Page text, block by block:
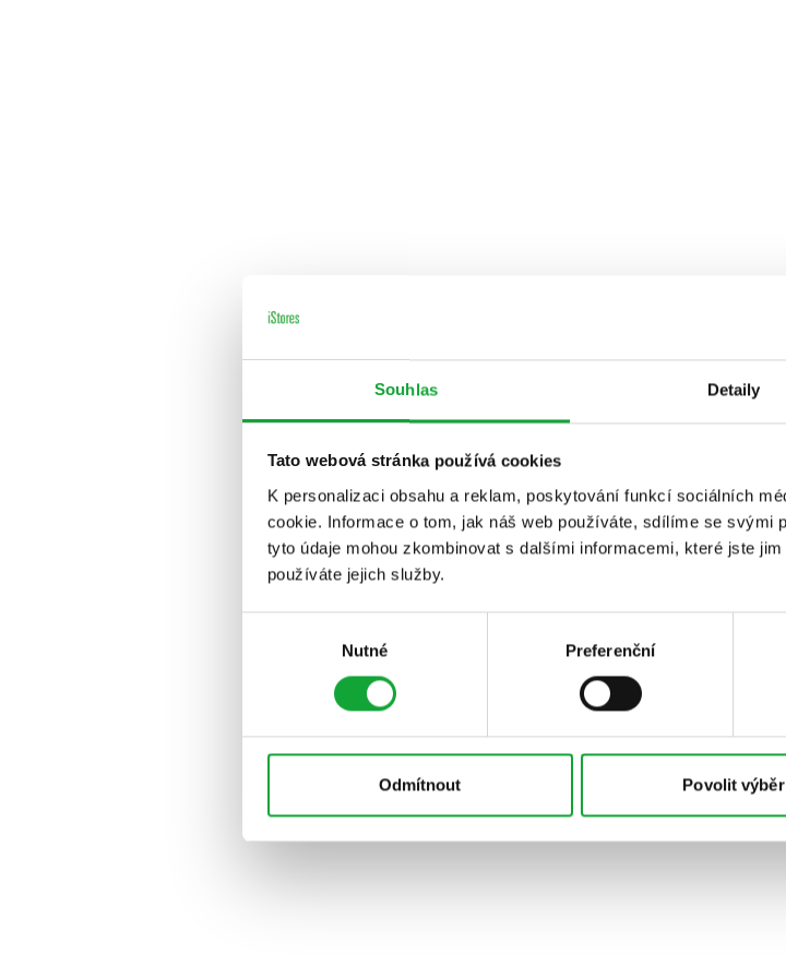
Souhlas Detaily
Tato webová stránka používá cookies
K personalizaci obsahu a reklam, poskytování funkcí sociálních
cookie. Informace o tom, jak náš web používáte, sdílíme se svými
tyto údaje mohou zkombinovat s dalšími informacemi, které jste
používáte jejich služby.
Nutné Preferenční
Odmítnout Povolit výběr